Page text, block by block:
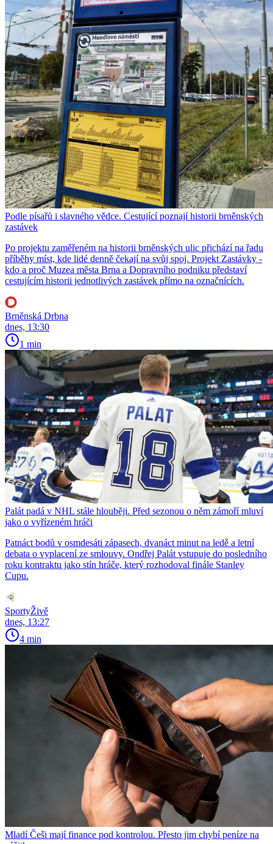
Podle písařů i slavného vědce. Cestující poznají historii brněnských
zastávek
Po projektu zaměřeném na historii brněnských ulic přichází na řadu
příběhy míst, kde lidé denně čekají na svůj spoj. Projekt Zastávky -
kdo a proč Muzea města Brna a Dopravního podniku představí
cestujícím historii jednotlivých zastávek přímo na označnících.
Brněnská Drbna
dnes, 13:30
1 min
Palát padá v NHL stále hlouběji. Před sezonou o něm zámoří mluví
jako o vyřízeném hráči
Patnáct bodů v osmdesáti zápasech, dvanáct minut na ledě a letní
debata o vyplacení ze smlouvy. Ondřej Palát vstupuje do posledního
roku kontraktu jako stín hráče, který rozhodoval finále Stanley
Cupu.
SportyŽivě
dnes, 13:27
4 min
Mladí Češi mají finance pod kontrolou. Přesto jim chybí peníze na